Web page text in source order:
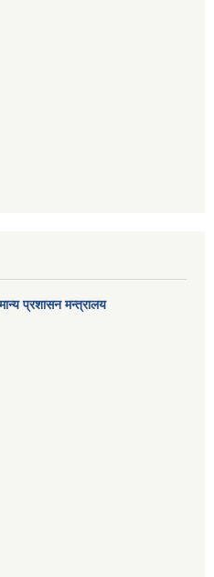
प्रशासन मन्त्रालय